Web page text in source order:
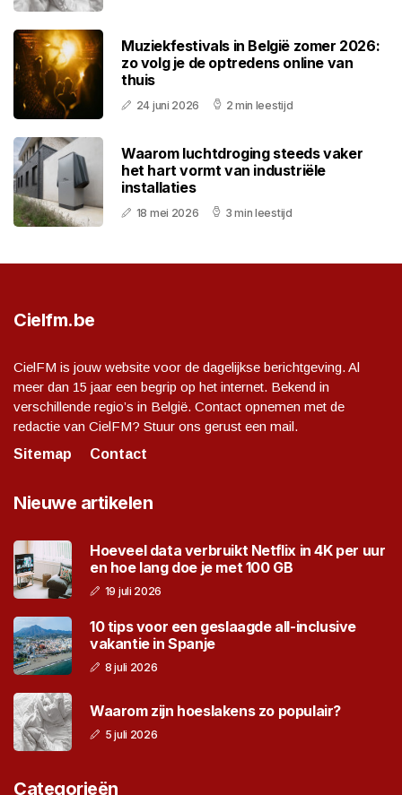
Muziekfestivals in België zomer 2026:
zo volg je de optredens online van
thuis
24 juni 2026 2 min leestijd
Waarom luchtdroging steeds vaker
het hart vormt van industriële
installaties
18 mei 2026 3 min leestijd
Cielfm.be
CielFM is jouw website voor de dagelijkse berichtgeving. Al
meer dan 15 jaar een begrip op het internet. Bekend in
verschillende regio’s in België. Contact opnemen met de
redactie van CielFM? Stuur ons gerust een mail.
Sitemap
Contact
Nieuwe artikelen
Hoeveel data verbruikt Netflix in 4K per uur
en hoe lang doe je met 100 GB
19 juli 2026
10 tips voor een geslaagde all-inclusive
vakantie in Spanje
8 juli 2026
Waarom zijn hoeslakens zo populair?
5 juli 2026
Categorieën